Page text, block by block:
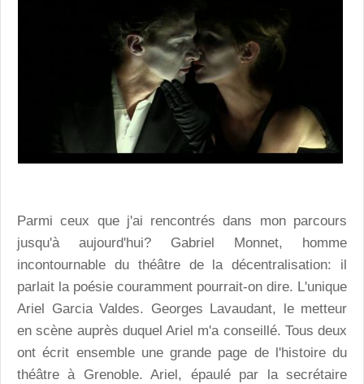
Parmi ceux que j'ai rencontrés dans mon parcours
jusqu'à aujourd'hui? Gabriel Monnet, homme
incontournable du théâtre de la décentralisation: il
parlait la poésie couramment pourrait-on dire. L'unique
Ariel Garcia Valdes. Georges Lavaudant, le metteur
en scène auprès duquel Ariel m'a conseillé. Tous deux
ont écrit ensemble une grande page de l'histoire du
théâtre à Grenoble. Ariel, épaulé par la secrétaire